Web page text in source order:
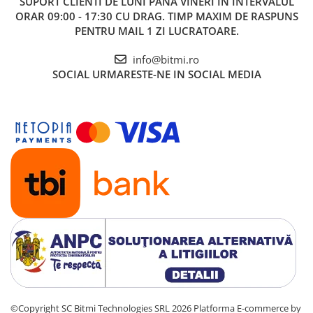
1x Incarcator acumulatori, 18V, 2.2A, YATO YT-828498
ORAR 09:00 - 17:30 CU DRAG. TIMP MAXIM DE RASPUNS
PENTRU MAIL 1 ZI LUCRATOARE.
info@bitmi.ro
SOCIAL URMARESTE-NE IN SOCIAL MEDIA
©Copyright SC Bitmi Technologies SRL 2026 Platforma E-commerce by